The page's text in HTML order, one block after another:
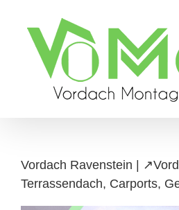
content
Vordach Ravenstein |
Terrassendach, Carports,